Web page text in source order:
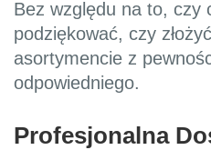
Bez względu na to, czy
podziękować, czy
asortymencie z
odpowiedniego.
Profesjonalna